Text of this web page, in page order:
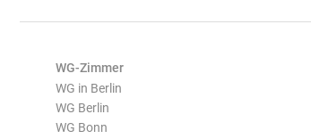
WG-Zimmer
WG in Berlin
WG Berlin
WG Bonn